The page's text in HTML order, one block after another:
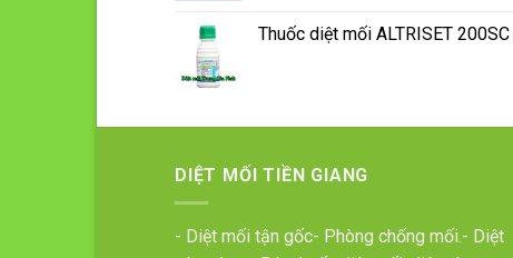
Thuốc diệt mối ALTRISET 200SC
DIỆT MỐI TIỀN GIANG
- Diệt mối tận gốc- Phòng chống mối.- Diệt